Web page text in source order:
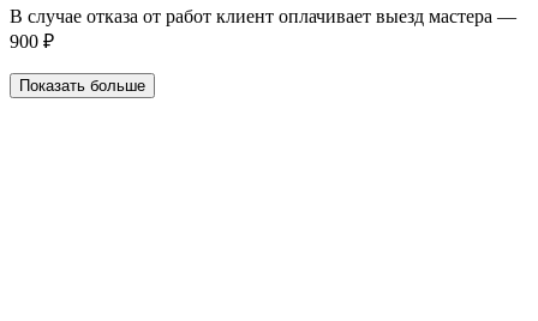
В случае отказа от работ клиент оплачивает выезд мастера —
900 ₽
Показать больше